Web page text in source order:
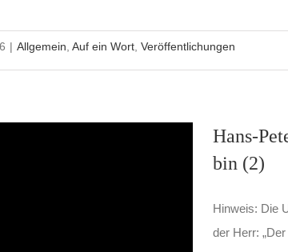
| Allgemein Auf ein Wort Veröffentlichungen
Hans-
bin (2)
Hinweis: Die
der Herr: